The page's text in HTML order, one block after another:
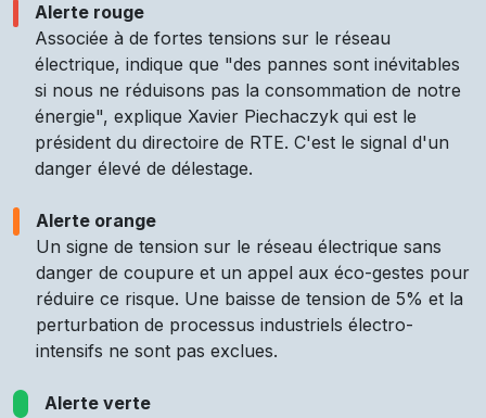
Alerte rouge
Associée à de fortes tensions sur le réseau
électrique, indique que "des pannes sont inévitables
si nous ne réduisons pas la consommation de notre
énergie", explique Xavier Piechaczyk qui est le
président du directoire de RTE. C'est le signal d'un
danger élevé de délestage.
Alerte orange
Un signe de tension sur le réseau électrique sans
danger de coupure et un appel aux éco-gestes pour
réduire ce risque. Une baisse de tension de 5% et la
perturbation de processus industriels électro-
intensifs ne sont pas exclues.
Alerte verte